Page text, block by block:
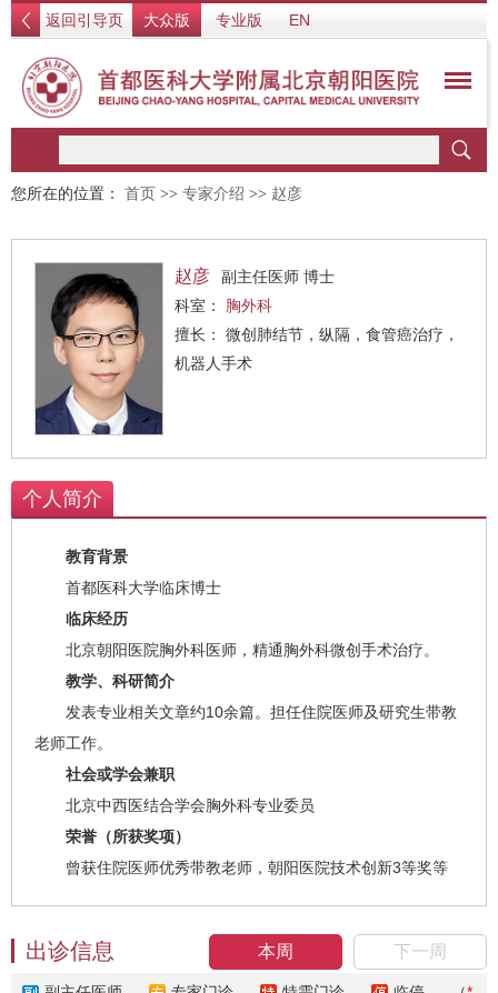
返回引导页 大众版 专业版 EN
您所在的位置： 首页 >> 专家介绍 >> 赵彦
赵彦
副主任医师 博士
科室： 胸外科
擅长： 微创肺结节，纵隔，食管癌治疗，
机器人手术
个人简介
教育背景
首都医科大学临床博士
临床经历
北京朝阳医院胸外科医师，精通胸外科微创手术治疗。
教学、科研简介
发表专业相关文章约10余篇。担任住院医师及研究生带教
老师工作。
社会或学会兼职
北京中西医结合学会胸外科专业委员
荣誉（所获奖项）
曾获住院医师优秀带教老师，朝阳医院技术创新3等奖等
本周 下一周
出诊信息